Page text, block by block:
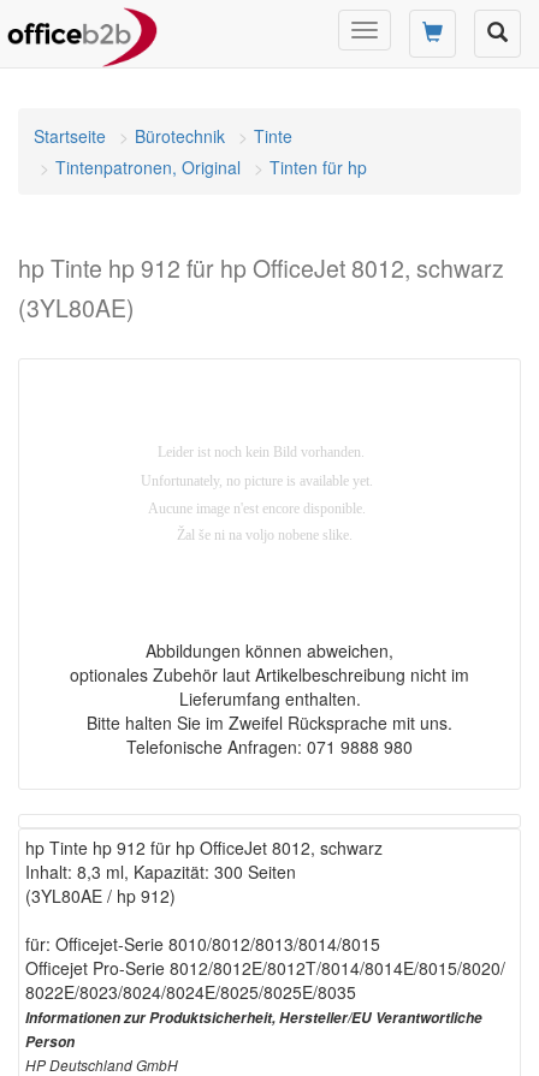
Navigation
umschalten
Startseite Bürotechnik
Tinte
Tintenpatronen, Original
Tinten für hp
hp Tinte hp 912 für hp OfficeJet 8012, schwarz
(3YL80AE)
Abbildungen können abweichen,
optionales Zubehör laut Artikelbeschreibung nicht im
Lieferumfang enthalten.
Bitte halten Sie im Zweifel Rücksprache mit uns.
Telefonische Anfragen: 071 9888 980
hp Tinte hp 912 für hp OfficeJet 8012, schwarz
Inhalt: 8,3 ml, Kapazität: 300 Seiten
(3YL80AE / hp 912)
für: Officejet-Serie 8010/8012/8013/8014/8015
Officejet Pro-Serie 8012/8012E/8012T/8014/8014E/8015/8020/
8022E/8023/8024/8024E/8025/8025E/8035
Informationen zur Produktsicherheit, Hersteller/EU Verantwortliche
Person
HP Deutschland GmbH